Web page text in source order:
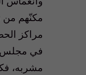
مكنّهم من
مراكز
في مجلس
مشربه،